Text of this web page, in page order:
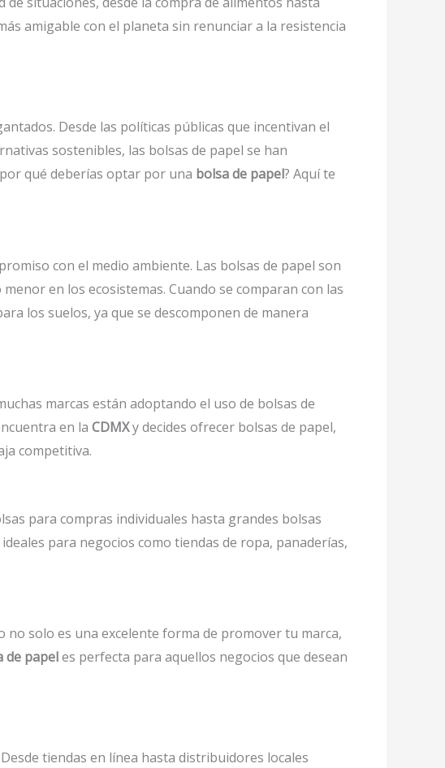
amigable con el planeta sin renunciar a la resistencia
Desde las políticas públicas que incentivan el
sostenibles, las bolsas de papel se han
qué deberías optar por una bolsa de papel? Aquí te
con el medio ambiente. Las bolsas de papel son
en los ecosistemas. Cuando se comparan con las
los suelos, ya que se descomponen de manera
marcas están adoptando el uso de bolsas de
en la CDMXy decides ofrecer bolsas de papel,
competitiva.
para compras individuales hasta grandes bolsas
para negocios como tiendas de ropa, panaderías,
no solo es una excelente forma de promover tu marca,
de papeles perfecta para aquellos negocios que desean
tiendas en línea hasta distribuidores locales